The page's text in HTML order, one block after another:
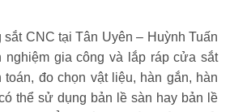
CNC tại Tân Uyên – Huỳnh Tuấn
nghiệm gia công và lắp ráp cửa sắt
đo chọn vật liệu, hàn gắn, hàn
thể sử dụng bản lề sàn hay bản lề